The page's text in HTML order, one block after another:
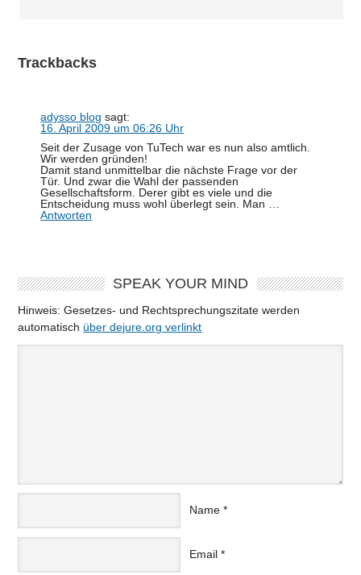
Trackbacks
adysso blog sagt:
16. April 2009 um 06:26 Uhr
Seit der Zusage von TuTech war es nun also amtlich.
Wir werden gründen!
Damit stand unmittelbar die nächste Frage vor der
Tür. Und zwar die Wahl der passenden
Gesellschaftsform. Derer gibt es viele und die
Entscheidung muss wohl überlegt sein. Man …
Antworten
SPEAK YOUR MIND
Hinweis: Gesetzes- und Rechtsprechungszitate werden
automatisch über dejure.org verlinkt
Name *
Email *